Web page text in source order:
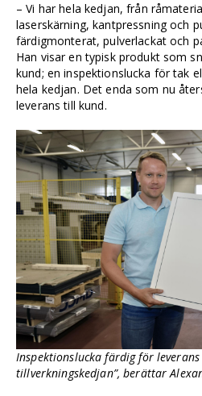
– Vi har hela kedjan, från
laserskärning, kantpressning och
färdigmonterat, pulverlackat och
Han visar en typisk produkt som
kund; en inspektionslucka för tak
hela kedjan. Det enda som nu
leverans till kund.
Inspektionslucka färdig för
tillverkningskedjan”, berättar